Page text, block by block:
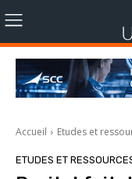
Accueil Etudes et
ETUDES ET